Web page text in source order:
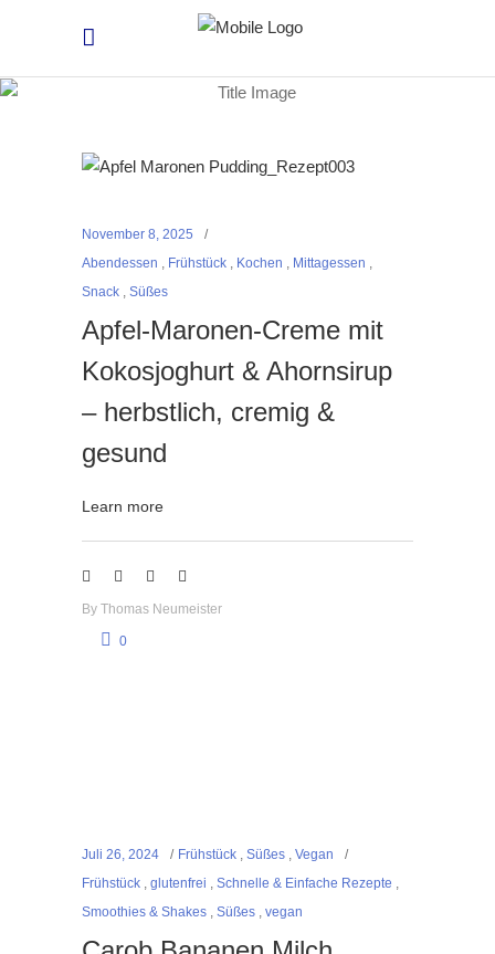
November 8, 2025
Abendessen , Frühstück , Kochen , Mittagessen ,
Snack , Süßes
Apfel-Maronen-Creme mit
Kokosjoghurt & Ahornsirup
– herbstlich, cremig &
gesund
Learn more
By Thomas Neumeister
0
Juli 26, 2024 Frühstück , Süßes , Vegan
Frühstück , glutenfrei , Schnelle & Einfache Rezepte ,
Smoothies & Shakes , Süßes , vegan